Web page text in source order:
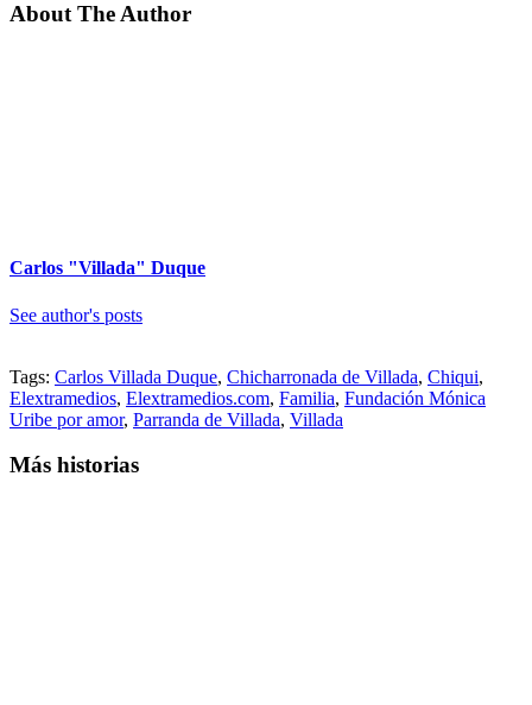
About The Author
Carlos "Villada" Duque
See author's posts
Tags: Carlos Villada Duque, Chicharronada de Villada, Chiqui,
Elextramedios, Elextramedios.com, Familia, Fundación Mónica
Uribe por amor, Parranda de Villada, Villada
Más historias